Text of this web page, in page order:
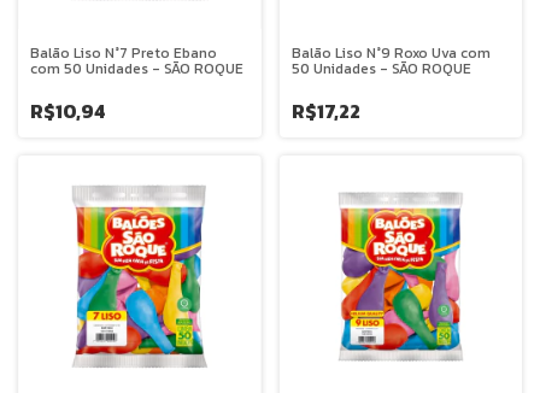
Balão Liso N°7 Preto Ebano
com 50 Unidades - SÃO ROQUE
R$10,94
Balão Liso N°9 Roxo Uva com
50 Unidades - SÃO ROQUE
R$17,22